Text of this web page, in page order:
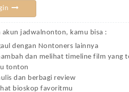
akun jadwalnonton, kamu bisa :
dengan Nontoners lainnya
dan melihat timeline film yang
tonton
dan berbagi review
bioskop favoritmu